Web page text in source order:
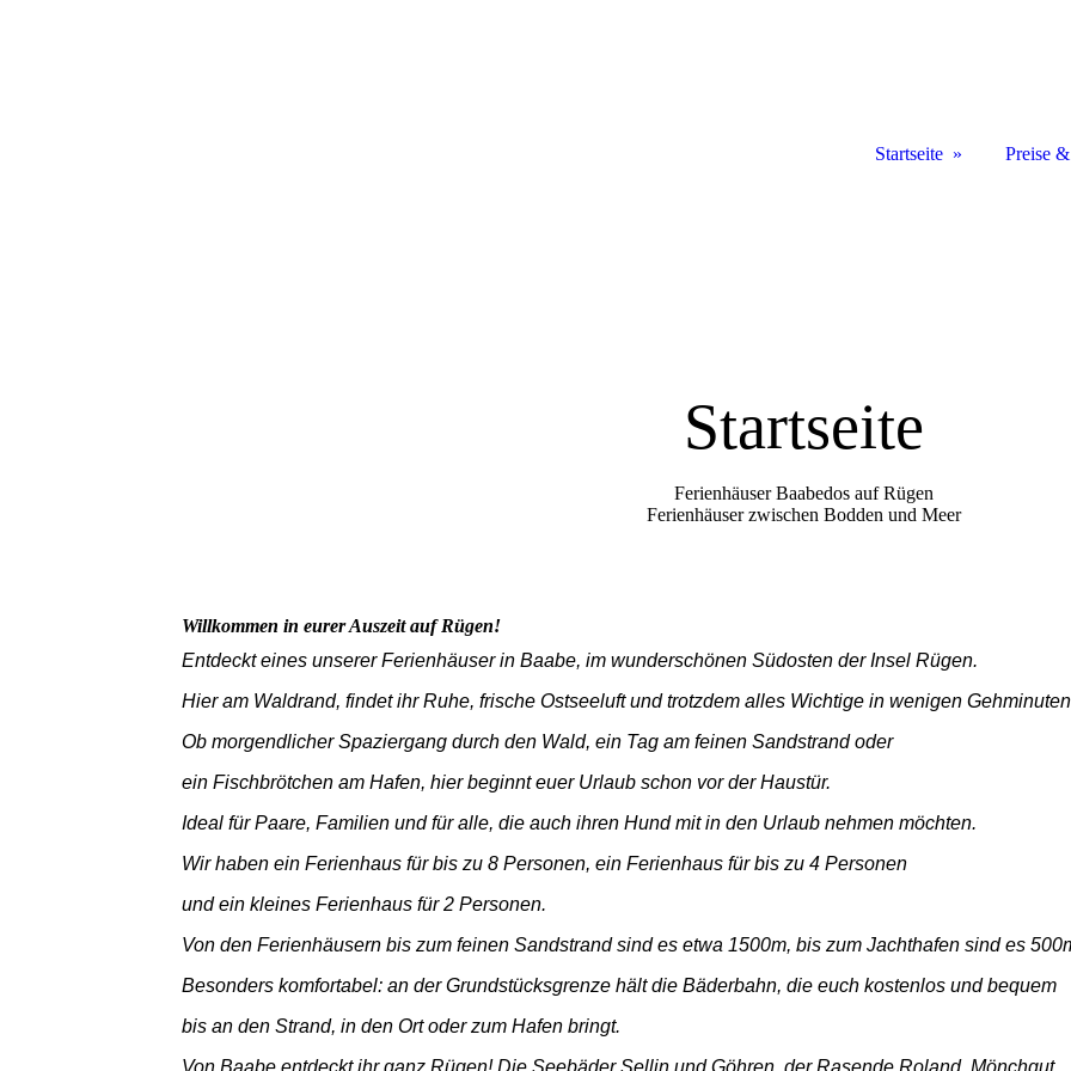
Startseite
Ferienhäuser Baabedos auf Rügen
Ferienhäuser zwischen Bodden und Meer
Willkommen in eurer Auszeit auf Rügen!
Entdeckt eines unserer Ferienhäuser in Baabe, im wunderschönen Südosten der Insel Rügen.
Hier am Waldrand, findet ihr Ruhe, frische Ostseeluft und trotzdem alles Wichtige in wenigen
Ob morgendlicher Spaziergang durch den Wald, ein Tag am feinen Sandstrand oder
ein Fischbrötchen am Hafen, hier beginnt euer Urlaub schon vor der Haustür.
Ideal für Paare, Familien und für alle, die auch ihren Hund mit in den Urlaub nehmen möchten.
Wir haben ein Ferienhaus für bis zu 8 Personen, ein Ferienhaus für bis zu 4 Personen
und ein kleines Ferienhaus für 2 Personen.
Von den Ferienhäusern bis zum feinen Sandstrand sind es etwa 1500m, bis zum Jachthafen sind es
Besonders komfortabel: an der Grundstücksgrenze hält die Bäderbahn, die euch kostenlos und bequem
bis an den Strand, in den Ort oder zum Hafen bringt.
Startseite Preise